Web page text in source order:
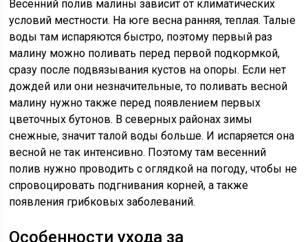
Весенний полив малины зависит от климатических
условий местности. На юге весна ранняя, теплая. Талые
воды там испаряются быстро, поэтому первый раз
малину можно поливать перед первой подкормкой,
сразу после подвязывания кустов на опоры. Если нет
дождей или они незначительные, то поливать весной
малину нужно также перед появлением первых
цветочных бутонов. В северных районах зимы
снежные, значит талой воды больше. И испаряется она
весной не так интенсивно. Поэтому там весенний
полив нужно проводить с оглядкой на погоду, чтобы не
спровоцировать подгнивания корней, а также
появления грибковых заболеваний.
Особенности ухода за